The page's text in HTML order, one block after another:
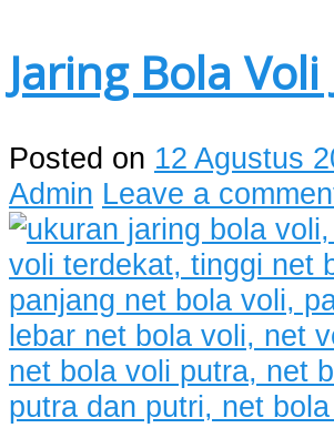
Jaring Bola Voli
Posted on 12 Agustus
Admin Leave a